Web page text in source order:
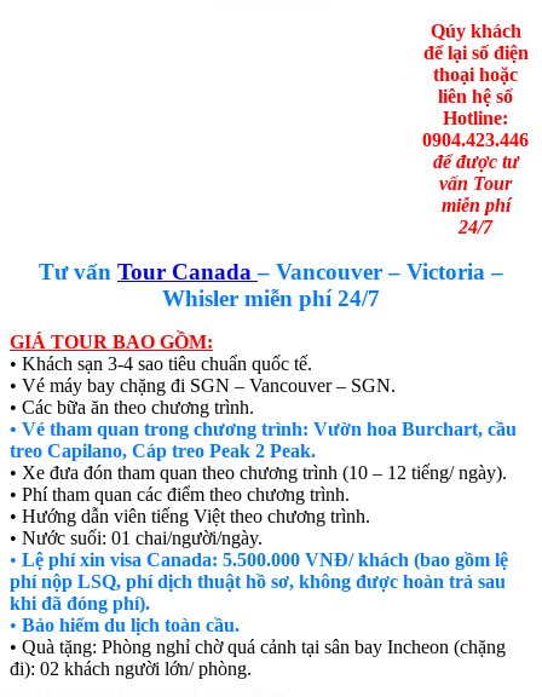
Qúy khách
để lại số điện
thoại hoặc
liên hệ số
Hotline:
0904.423.446
để được tư
vấn Tour
miễn phí
24/7
Tư vấn Tour Canada– Vancouver – Victoria –
Whisler miễn phí 24/7
GIÁ TOUR BAO GỒM:
• Khách sạn 3-4 sao tiêu chuẩn quốc tế.
• Vé máy bay chặng đi SGN – Vancouver – SGN.
• Các bữa ăn theo chương trình.
• Vé tham quan trong chương trình: Vườn hoa Burchart, cầu
treo Capilano, Cáp treo Peak 2 Peak.
• Xe đưa đón tham quan theo chương trình (10 – 12 tiếng/ ngày).
• Phí tham quan các điểm theo chương trình.
• Hướng dẫn viên tiếng Việt theo chương trình.
• Nước suối: 01 chai/người/ngày.
• Lệ phí xin visa Canada: 5.500.000 VNĐ/ khách (bao gồm lệ
phí nộp LSQ, phí dịch thuật hồ sơ, không được hoàn trả sau
khi đã đóng phí).
• Bảo hiểm du lịch toàn cầu.
• Quà tặng: Phòng nghỉ chờ quá cảnh tại sân bay Incheon (chặng
đi): 02 khách người lớn/ phòng.